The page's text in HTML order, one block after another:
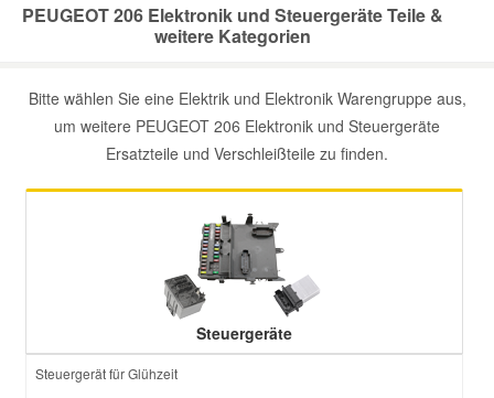
PEUGEOT 206 Elektronik und Steuergeräte Teile &
weitere Kategorien
Bitte wählen Sie eine Elektrik und Elektronik Warengruppe aus,
um weitere PEUGEOT 206 Elektronik und Steuergeräte
Ersatzteile und Verschleißteile zu finden.
Steuergeräte
Steuergerät für Glühzeit
Mini Ersatzteile
Mitsubishi Ersatzteile
Porsche Ersatzteile
Seat Ersatzteile